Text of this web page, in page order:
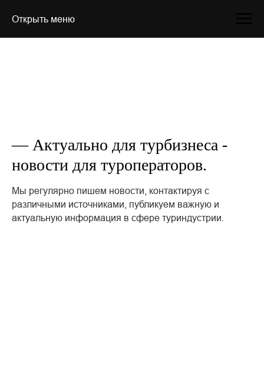
Открыть меню
— Актуально для турбизнеса -
новости для туроператоров.
Мы регулярно пишем новости, контактируя с
различными источниками, публикуем важную и
актуальную информация в сфере туриндустрии.